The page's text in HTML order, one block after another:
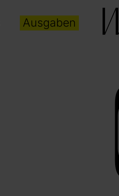
Ausgaben